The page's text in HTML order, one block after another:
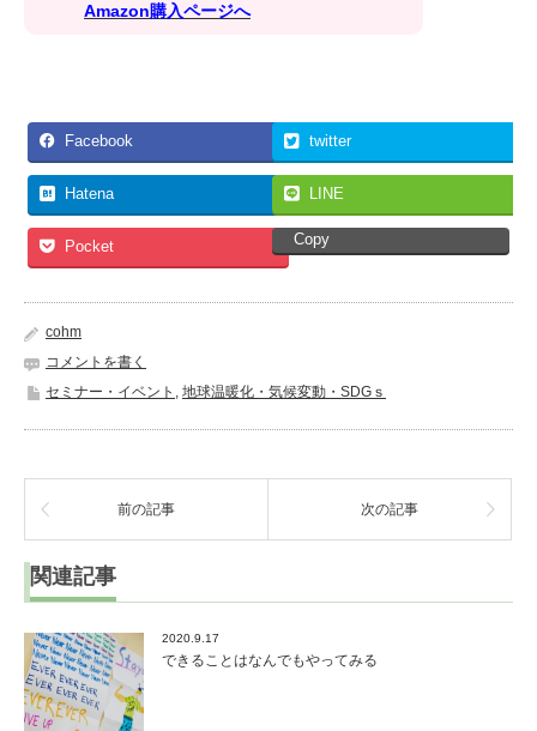
Amazon購入ページへ
Facebook twitter
Hatena LINE
Pocket Copy
cohm
コメントを書く
セミナー・イベント , 地球温暖化・気候変動・SDGｓ
前の記事 次の記事
関連記事
2020.9.17
できることはなんでもやってみる